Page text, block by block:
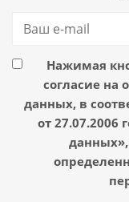
Нажимая
согласие на
данных, в
от